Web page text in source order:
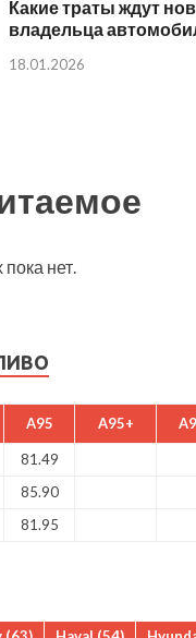
Какие траты ждут
владельца
18.01.2026
нет.
A95 A95+
81.49
85.90
81.95